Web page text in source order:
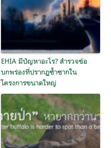
EHIA มีปัญหาอะไร? สำรวจข้อ
บกพร่องที่ปรากฏซ้ำซากใน
โครงการขนาดใหญ่